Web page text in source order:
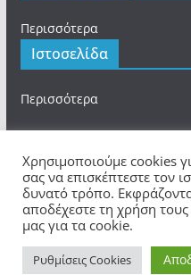
Περισσότερα
Ιστοσελίδα
Περισσότερα
Πνευματικά
πνευματικά
Θέμα:
Χρησιμοποιούμε cookies
σας να επισκέπτεστε τον
δυνατό τρόπο.
αποδέχεστε τη χρήση
μας για τα cookie.
Ρυθμίσεις Cookies